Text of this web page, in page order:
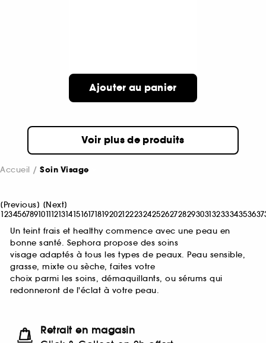
Ajouter au panier
Voir plus de produits
Accueil Soin Visage
[Previous] [Next]
12345678910111213141516171819202122232425262728293031323334353637
Un teint frais et healthy commence avec une peau en
bonne santé. Sephora propose des soins
visage adaptés à tous les types de peaux. Peau sensible,
grasse, mixte ou sèche, faites votre
choix parmi les soins, démaquillants, ou sérums qui
redonneront de l'éclat à votre peau.
Retrait en magasin